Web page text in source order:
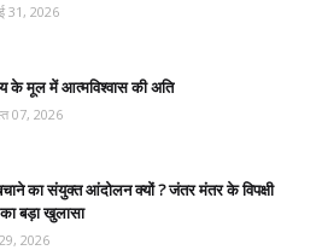
31, 2026
के मूल में आत्मविश्वास की अति
07, 2026
का संयुक्त आंदोलन क्यों ? जंतर मंतर के विपक्षी
बड़ा खुलासा
2026